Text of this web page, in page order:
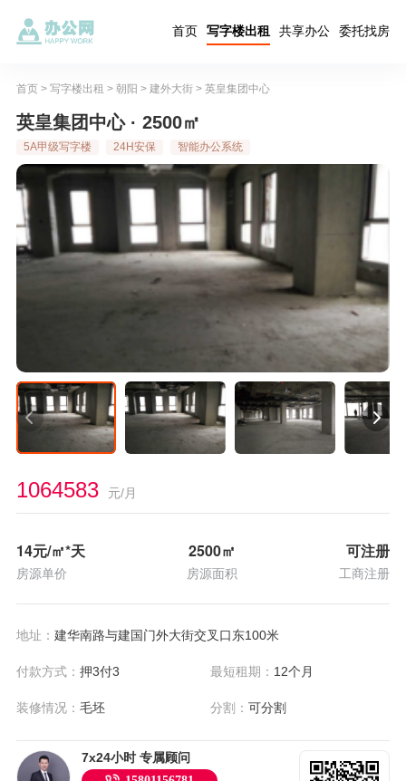
首页 写字楼出租 共享办公 委托找房
首页> 写字楼出租 > 朝阳 > 建外大街> 英皇集团中心
英皇集团中心 · 2500㎡
5A甲级写字楼 24H安保 智能办公系统
1064583 元/月
14元/㎡*天
房源单价
2500㎡
房源面积
可注册
工商注册
地址： 建华南路与建国门外大街交叉口东100米
付款方式： 押3付3 最短租期： 12个月
装修情况： 毛坯 分割：可分割
7x24小时 专属顾问